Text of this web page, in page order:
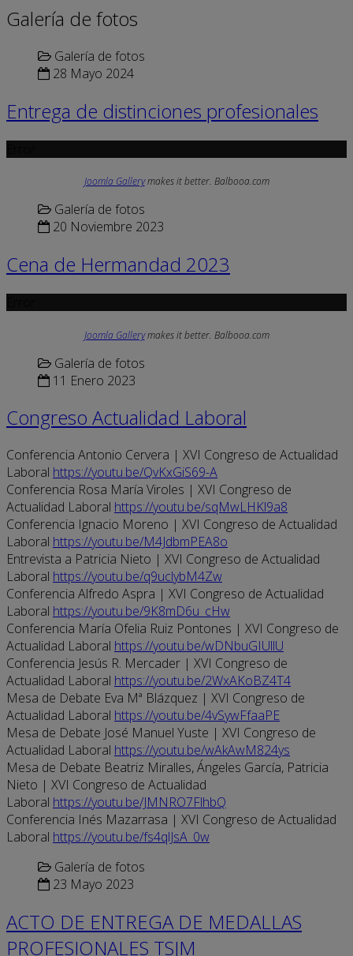
Galería de fotos
Galería de fotos
28 Mayo 2024
Entrega de distinciones profesionales
Joomla Gallerymakes it better. Balbooa.com
Galería de fotos
20 Noviembre 2023
Cena de Hermandad 2023
Joomla Gallerymakes it better. Balbooa.com
Galería de fotos
11 Enero 2023
Congreso Actualidad Laboral
Conferencia Antonio Cervera | XVI Congreso de Actualidad
Laboral https://youtu.be/QvKxGiS69-A
Conferencia Rosa María Viroles | XVI Congreso de
Actualidad Laboral https://youtu.be/sqMwLHKl9a8
Conferencia Ignacio Moreno | XVI Congreso de Actualidad
Laboral https://youtu.be/M4JdbmPEA8o
Entrevista a Patricia Nieto | XVI Congreso de Actualidad
Laboral https://youtu.be/q9uclybM4Zw
Conferencia Alfredo Aspra | XVI Congreso de Actualidad
Laboral https://youtu.be/9K8mD6u_cHw
Conferencia María Ofelia Ruiz Pontones | XVI Congreso de
Actualidad Laboral https://youtu.be/wDNbuGIUllU
Conferencia Jesús R. Mercader | XVI Congreso de
Actualidad Laboral https://youtu.be/2WxAKoBZ4T4
Mesa de Debate Eva Mª Blázquez | XVI Congreso de
Actualidad Laboral https://youtu.be/4vSywFfaaPE
Mesa de Debate José Manuel Yuste | XVI Congreso de
Actualidad Laboral https://youtu.be/wAkAwM824ys
Mesa de Debate Beatriz Miralles, Ángeles García, Patricia
Nieto | XVI Congreso de Actualidad
Laboral https://youtu.be/JMNRO7FlhbQ
Conferencia Inés Mazarrasa | XVI Congreso de Actualidad
Laboral https://youtu.be/fs4qlJsA_0w
Galería de fotos
23 Mayo 2023
ACTO DE ENTREGA DE MEDALLAS
PROFESIONALES TSJM